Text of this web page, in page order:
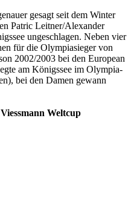
gesagt seit dem Winter
Patric Leitner/Alexander
ungeschlagen. Neben vier
für die Olympiasieger von
2002/2003 bei den European
am Königssee im Olympia-
bei den Damen gewann
Weltcup